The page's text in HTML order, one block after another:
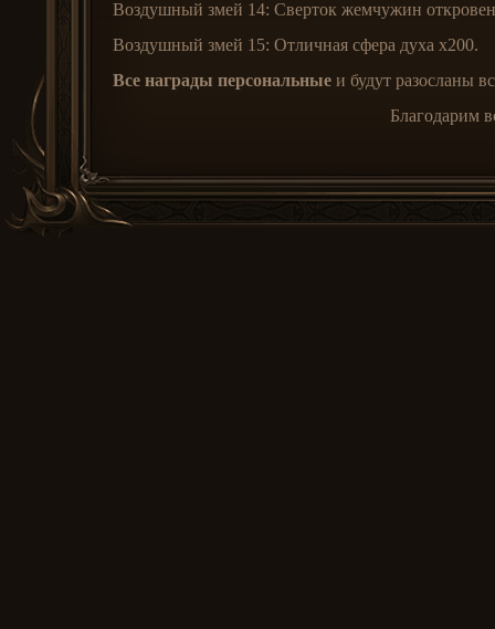
Воздушный змей 14: Сверток жемчужин
Воздушный змей 15: Отличная сфера духа x200.
Все награды персональные и будут разосланы
Благодарим